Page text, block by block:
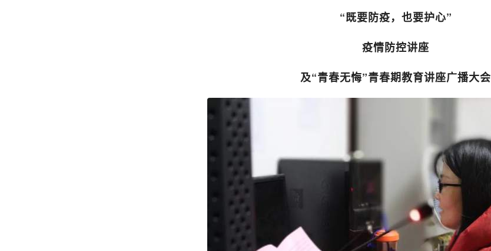
“既要防疫，也要护心”
疫情防控讲座
及“青春无悔”青春期教育讲座广播大会